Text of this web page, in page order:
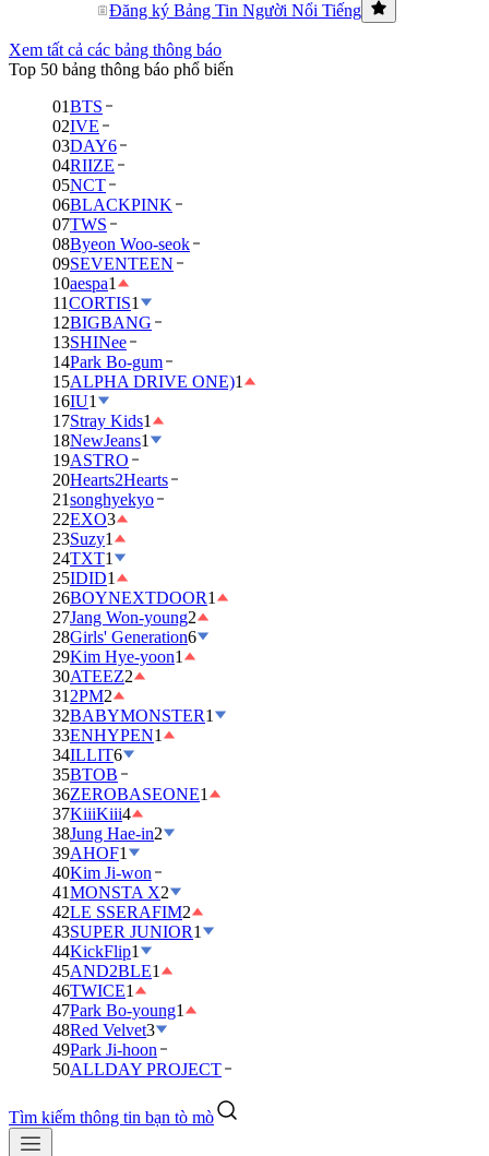
Đăng ký Bảng Tin Người Nổi Tiếng
Xem tất cả các bảng thông báo
Top 50 bảng thông báo phổ biến
01BTS
02IVE
03DAY6
04RIIZE
05NCT
06BLACKPINK
07TWS
08Byeon Woo-seok
09SEVENTEEN
10aespa1
11CORTIS1
12BIGBANG
13SHINee
14Park Bo-gum
15ALPHA DRIVE ONE)1
16IU1
17Stray Kids1
18NewJeans1
19ASTRO
20Hearts2Hearts
21songhyekyo
22EXO3
23Suzy1
24TXT1
25IDID1
26BOYNEXTDOOR1
27Jang Won-young2
28Girls' Generation6
29Kim Hye-yoon1
30ATEEZ2
31 2PM2
32BABYMONSTER1
33ENHYPEN1
34ILLIT6
35BTOB
36ZEROBASEONE1
37KiiiKiii4
38Jung Hae-in2
39AHOF1
40Kim Ji-won
41MONSTA X2
42LE SSERAFIM2
43SUPER JUNIOR1
44KickFlip1
45AND2BLE1
46TWICE1
47Park Bo-young1
48Red Velvet3
49Park Ji-hoon
50ALLDAY PROJECT
Tìm kiếm thông tin bạn tò mò